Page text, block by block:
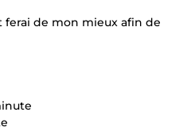
ferai de mon mieux afin de